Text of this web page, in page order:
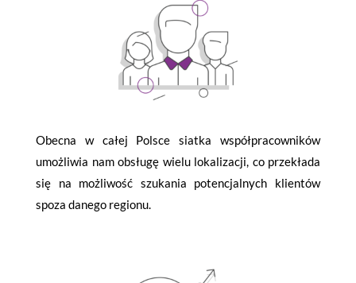
Obecna w całej Polsce siatka współpracowników
umożliwia nam obsługę wielu lokalizacji, co przekłada
się na możliwość szukania potencjalnych klientów
spoza danego regionu.